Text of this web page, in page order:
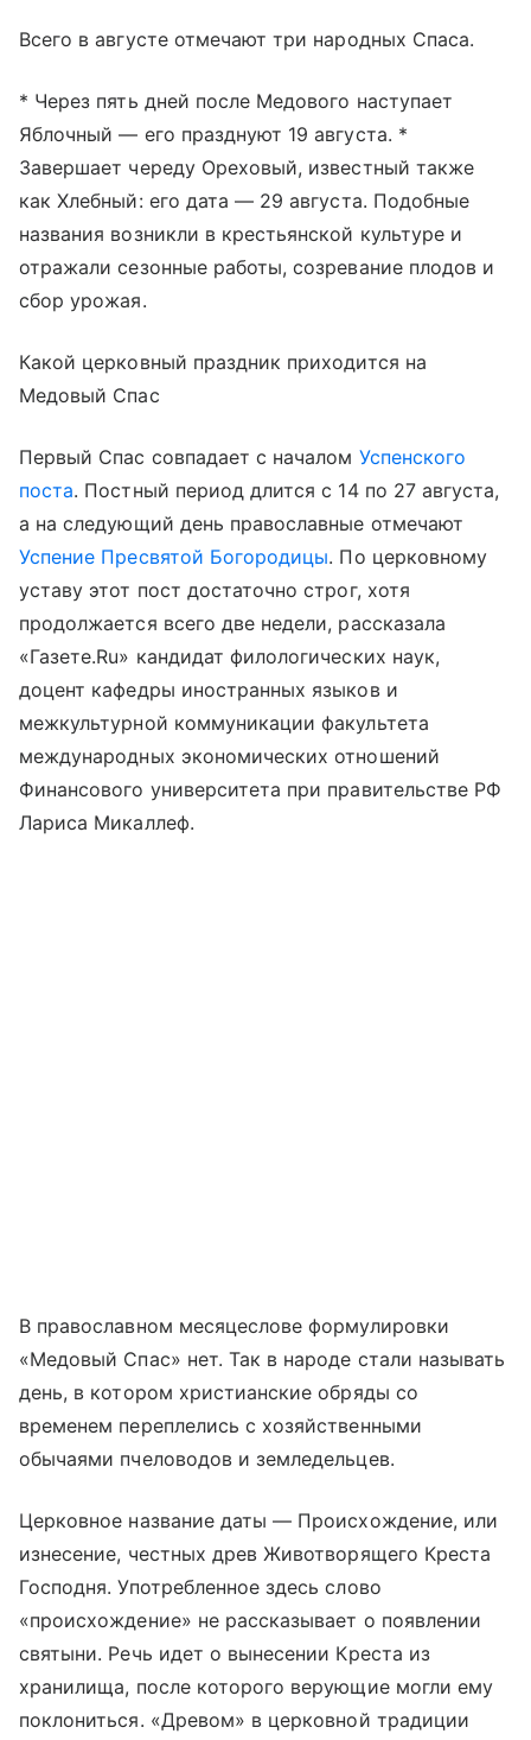
Всего в августе отмечают три народных Спаса.
* Через пять дней после Медового наступает
Яблочный — его празднуют 19 августа. *
Завершает череду Ореховый, известный также
как Хлебный: его дата — 29 августа. Подобные
названия возникли в крестьянской культуре и
отражали сезонные работы, созревание плодов и
сбор урожая.
Какой церковный праздник приходится на
Медовый Спас
Первый Спас совпадает с началом Успенского
поста. Постный период длится с 14 по 27 августа,
а на следующий день православные отмечают
Успение Пресвятой Богородицы. По церковному
уставу этот пост достаточно строг, хотя
продолжается всего две недели, рассказала
«Газете.Ru» кандидат филологических наук,
доцент кафедры иностранных языков и
межкультурной коммуникации факультета
международных экономических отношений
Финансового университета при правительстве РФ
Лариса Микаллеф.
В православном месяцеслове формулировки
«Медовый Спас» нет. Так в народе стали называть
день, в котором христианские обряды со
временем переплелись с хозяйственными
обычаями пчеловодов и земледельцев.
Церковное название даты — Происхождение, или
изнесение, честных древ Животворящего Креста
Господня. Употребленное здесь слово
«происхождение» не рассказывает о появлении
святыни. Речь идет о вынесении Креста из
хранилища, после которого верующие могли ему
поклониться. «Древом» в церковной традиции